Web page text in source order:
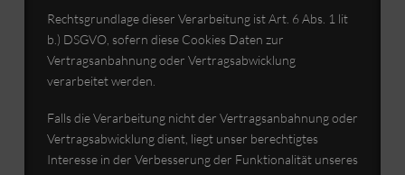
Rechtsgrundlage dieser Verarbeitung ist Art. 6 Abs. 1 lit
b.) DSGVO, sofern diese Cookies Daten zur
Vertragsanbahnung oder Vertragsabwicklung
verarbeitet werden.
Falls die Verarbeitung nicht der Vertragsanbahnung oder
Vertragsabwicklung dient, liegt unser berechtigtes
Interesse in der Verbesserung der Funktionalität unseres